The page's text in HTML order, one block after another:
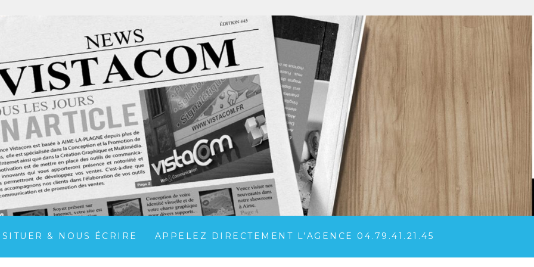
SITUER & NOUS ÉCRIRE APPELEZ DIRECTEMENT L’AGENCE 04.79.41.21.45